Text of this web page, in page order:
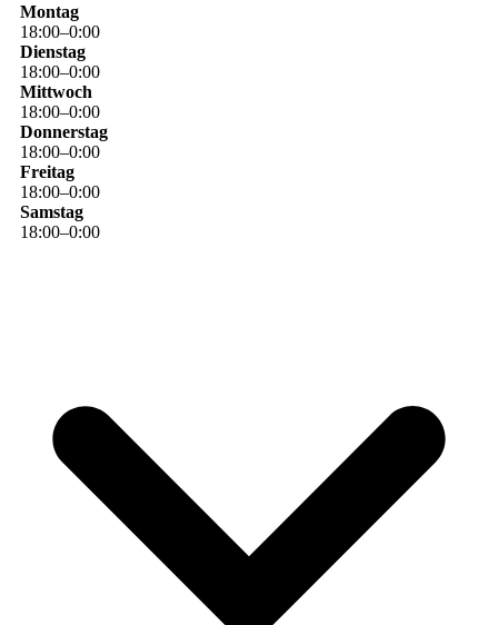
Montag
18:00–0:00
Dienstag
18:00–0:00
Mittwoch
18:00–0:00
Donnerstag
18:00–0:00
Freitag
18:00–0:00
Samstag
18:00–0:00